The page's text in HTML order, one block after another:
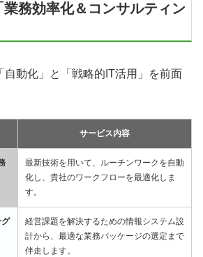
務効率化＆コンサルティン
自動化」と「戦略的IT活用」を前面
サービス内容
最新技術を用いて、ルーチンワークを自動
化し、貴社のワークフローを最適化しま
す。
経営課題を解決するための情報システム設
計から、最適な業務パッケージの選定まで
伴走します。